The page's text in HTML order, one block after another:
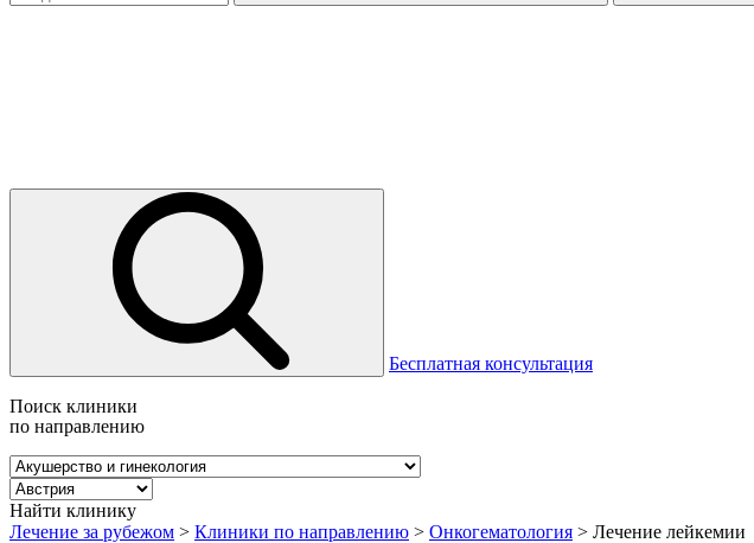
Бесплатная консультация
Поиск клиники
по направлению
Найти клинику
Лечение за рубежом > Клиники по направлению > Онкогематология > Лечение лейкемии